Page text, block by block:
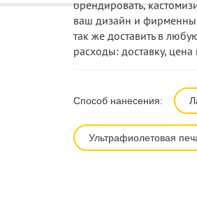
брендировать,
ваш дизайн и
так же доставить в
расходы: доставку,
Способ нанесения:
Ультрафиолетовая